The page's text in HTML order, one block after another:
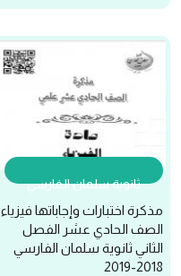
ثانوية سلمان الفارسي
مذكرة اختبارات وإجاباتها فيزياء
الصف الحادي عشر الفصل
الثاني ثانوية سلمان الفارسي
2018-2019